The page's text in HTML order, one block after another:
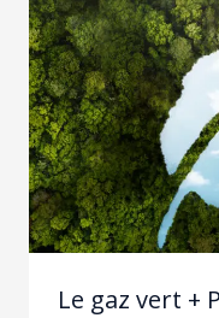
Le gaz vert +